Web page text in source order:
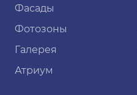
Фасады
Фотозоны
Галерея
Атриум